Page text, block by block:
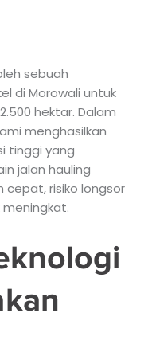
sebuah
di Morowali untuk
hektar. Dalam
menghasilkan
tinggi yang
jalan hauling
cepat, risiko longsor
meningkat.